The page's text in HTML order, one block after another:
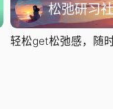
松弛研习社
轻松get松弛感，随